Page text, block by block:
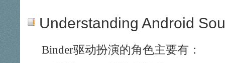
Understanding Android
Binder驱动扮演的角色主要有：